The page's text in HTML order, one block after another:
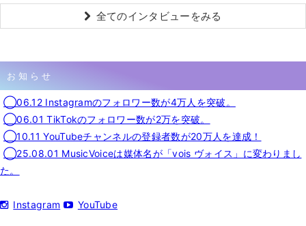
全てのインタビューをみる
お知らせ
◯06.12 Instagramのフォロワー数が4万人を突破。
◯06.01 TikTokのフォロワー数が2万を突破。
◯10.11 YouTubeチャンネルの登録者数が20万人を達成！
◯25.08.01 MusicVoiceは媒体名が「vois ヴォイス」に変わりまし
た。
Instagram YouTube